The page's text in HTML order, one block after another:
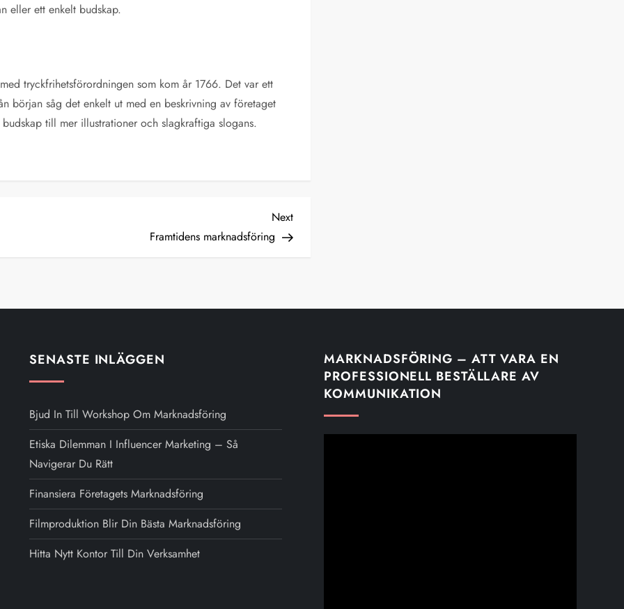
eller ett enkelt budskap.
tryckfrihetsförordningen som kom år 1766. Det var ett
början såg det enkelt ut med en beskrivning av företaget
till mer illustrationer och slagkraftiga slogans.
Next
Post
Next
Framtidens marknadsföring
SENASTE INLÄGGEN
Bjud In Till Workshop Om Marknadsföring
Etiska Dilemman I Influencer Marketing – Så
Navigerar Du Rätt
Finansiera Företagets Marknadsföring
Filmproduktion Blir Din Bästa Marknadsföring
Hitta Nytt Kontor Till Din Verksamhet
MARKNADSFÖRING – ATT VARA EN
PROFESSIONELL BESTÄLLARE AV
KOMMUNIKATION